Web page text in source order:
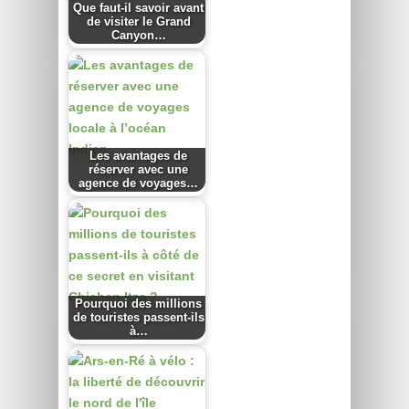
Que faut-il savoir avant
de visiter le Grand
Canyon…
Les avantages de
réserver avec une
agence de voyages…
Pourquoi des millions
de touristes passent-ils
à…